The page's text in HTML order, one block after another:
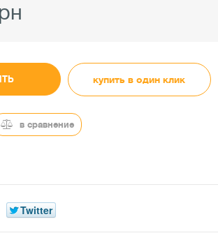
купить в один клик
в сравнение
Twitter